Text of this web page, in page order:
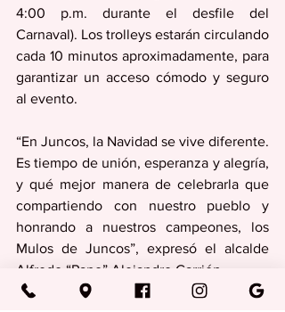
4:00 p.m. durante el desfile del
Carnaval). Los trolleys estarán circulando
cada 10 minutos aproximadamente, para
garantizar un acceso cómodo y seguro
al evento.
“En Juncos, la Navidad se vive diferente.
Es tiempo de unión, esperanza y alegría,
y qué mejor manera de celebrarla que
compartiendo con nuestro pueblo y
honrando a nuestros campeones, los
Mulos de Juncos”, expresó el alcalde
Alfredo “Papo” Alejandro Carrión.
Regionales